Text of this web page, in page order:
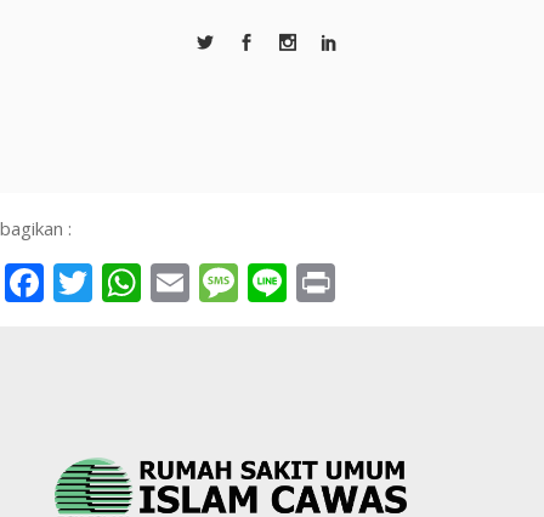
bagikan :
Facebook
Twitter
WhatsApp
EmailMessage
Line